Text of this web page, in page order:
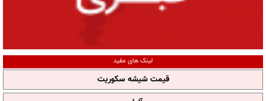
لینک های مفید
قیمت شیشه سکوریت